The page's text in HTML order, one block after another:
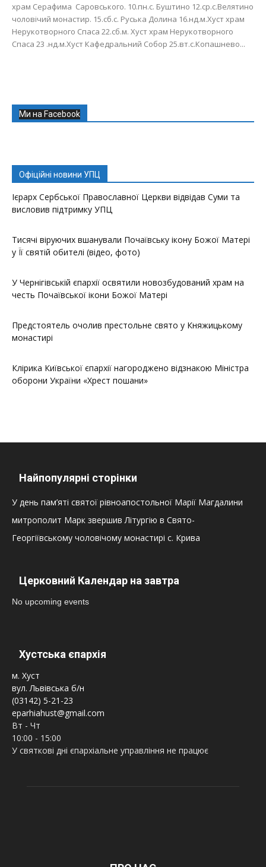
храм Серафима Саровського. 10.пн.с. Буштино 12.ср.с.Велятино
чоловічий монастир. 15.сб.с. Руська Долина 16.нд.м.Хуст храм
Нерукотворного Спаса 22.сб.м. Хуст храм Нерукотворного
Спаса 23 .нд.м.Хуст Кафедральний Собор 25.вт.с.Копашнево...
Ми на Facebook
Офіційні новини УПЦ
Ієрарх Сербської Православної Церкви відвідав Суми та
висловив підтримку УПЦ
Тисячі віруючих вшанували Почаївську ікону Божої Матері
у Її святій обителі (відео, фото)
У Чернігівській єпархії освятили новозбудований храм на
честь Почаївської ікони Божої Матері
Предстоятель очолив престольне свято у Княжицькому
монастирі
Клірика Київської єпархії нагороджено відзнакою Міністра
оборони України «Хрест пошани»
Найпопулярні сторінки
У день пам’яті святої рівноапостольної Марії Магдалини
митрополит Марк звершив Літургію в Свято-
Георгіївському чоловічому монастирі с. Крива
Церковний Календар на завтра
No upcoming events
Хустська єпархія
м. Хуст
вул. Львівська б/н
(03142) 5-21-23
eparhiahust@gmail.com
Вт - Чт
10:00 - 15:00
У святкові дні єпархіальне управління не працює